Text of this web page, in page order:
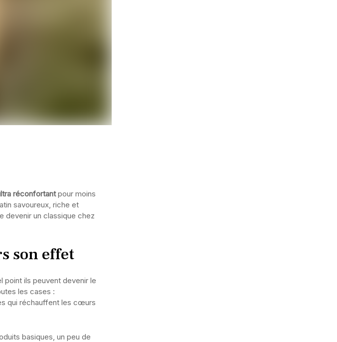
réconfortantpour moins
savoureux, riche et
devenir un classique chez
son effet
point ils peuvent devenir le
les cases :
qui réchauffent les cœurs
basiques, un peu de